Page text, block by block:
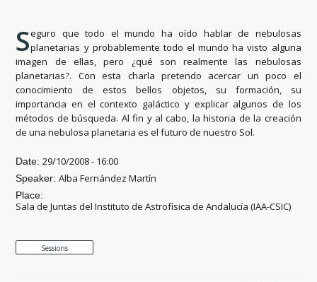
Seguro que todo el mundo ha oído hablar de nebulosas
planetarias y probablemente todo el mundo ha visto alguna
imagen de ellas, pero ¿qué son realmente las nebulosas
planetarias?. Con esta charla pretendo acercar un poco el
conocimiento de estos bellos objetos, su formación, su
importancia en el contexto galáctico y explicar algunos de los
métodos de búsqueda. Al fin y al cabo, la historia de la creación
de una nebulosa planetaria es el futuro de nuestro Sol.
Date:29/10/2008 - 16:00
Speaker:Alba Fernández Martín
Place:
Sala de Juntas del Instituto de Astrofísica de Andalucía (IAA-CSIC)
Sessions